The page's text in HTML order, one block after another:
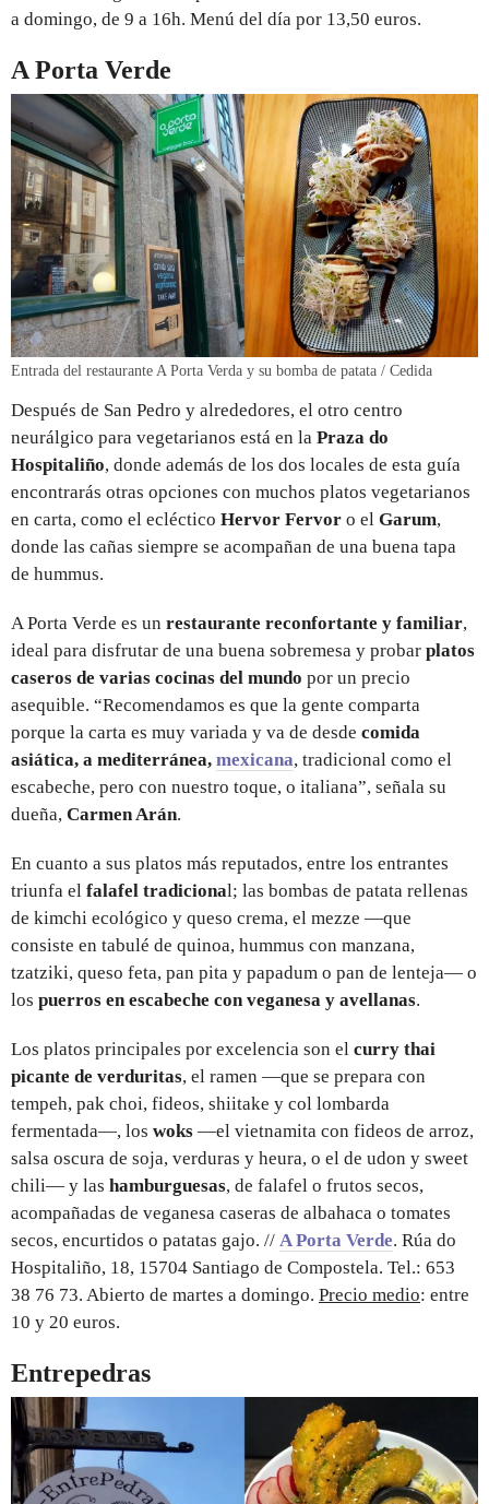
a domingo, de 9 a 16h. Menú del día por 13,50 euros.
A Porta Verde
Entrada del restaurante A Porta Verda y su bomba de patata / Cedida
Después de San Pedro y alrededores, el otro centro
neurálgico para vegetarianos está en la Praza do
Hospitaliño, donde además de los dos locales de esta guía
encontrarás otras opciones con muchos platos vegetarianos
en carta, como el ecléctico Hervor Fervor o el Garum,
donde las cañas siempre se acompañan de una buena tapa
de hummus.
A Porta Verde es un restaurante reconfortante y familiar,
ideal para disfrutar de una buena sobremesa y probar platos
caseros de varias cocinas del mundo por un precio
asequible. “Recomendamos es que la gente comparta
porque la carta es muy variada y va de desde comida
asiática, a mediterránea, mexicana, tradicional como el
escabeche, pero con nuestro toque, o italiana”, señala su
dueña, Carmen Arán.
En cuanto a sus platos más reputados, entre los entrantes
triunfa el falafel tradicional; las bombas de patata rellenas
de kimchi ecológico y queso crema, el mezze —que
consiste en tabulé de quinoa, hummus con manzana,
tzatziki, queso feta, pan pita y papadum o pan de lenteja— o
los puerros en escabeche con veganesa y avellanas.
Los platos principales por excelencia son el curry thai
picante de verduritas, el ramen —que se prepara con
tempeh, pak choi, fideos, shiitake y col lombarda
fermentada—, los woks —el vietnamita con fideos de arroz,
salsa oscura de soja, verduras y heura, o el de udon y sweet
chili— y las hamburguesas, de falafel o frutos secos,
acompañadas de veganesa caseras de albahaca o tomates
secos, encurtidos o patatas gajo. // A Porta Verde. Rúa do
Hospitaliño, 18, 15704 Santiago de Compostela. Tel.: 653
38 76 73. Abierto de martes a domingo. Precio medio: entre
10 y 20 euros.
Entrepedras